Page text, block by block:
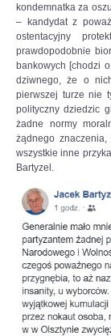
kondemnatka za
– kandydat z
ostentacyjny
prawdopodobnie
bankowych [chodzi
dziwnego, że o
pierwszej turze nie
polityczny dziedzic
żadne normy
żądnego
wszystkie inne
Bartyzel.